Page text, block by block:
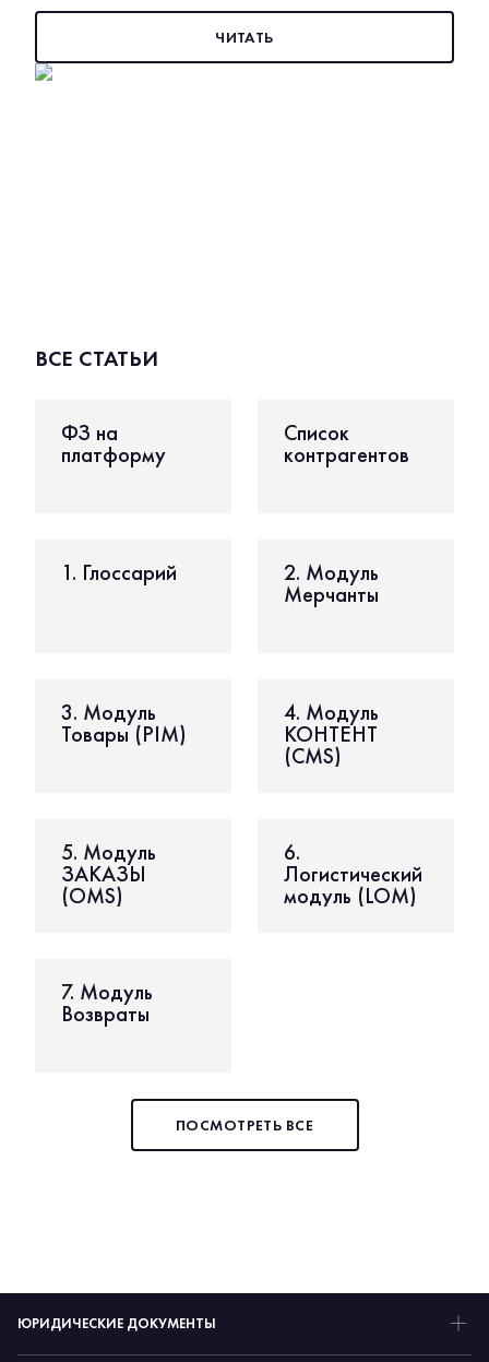
ЧИТАТЬ
ВСЕ СТАТЬИ
ФЗ на
платформу
Список
контрагентов
1. Глоссарий 2. Модуль
Мерчанты
3. Модуль
Товары (PIM)
4. Модуль
КОНТЕНТ
(CMS)
5. Модуль
ЗАКАЗЫ
(OMS)
6.
Логистический
модуль (LOM)
7. Модуль
Возвраты
ПОСМОТРЕТЬ ВСЕ
ЮРИДИЧЕСКИЕ ДОКУМЕНТЫ